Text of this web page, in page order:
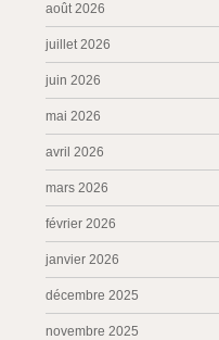
août 2026
juillet 2026
juin 2026
mai 2026
avril 2026
mars 2026
février 2026
janvier 2026
décembre 2025
novembre 2025